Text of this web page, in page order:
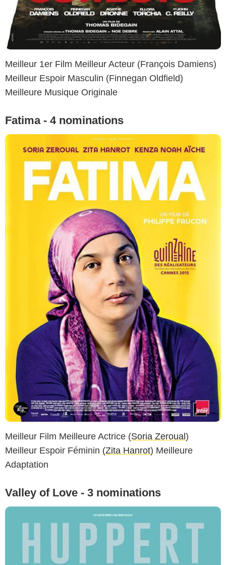
Meilleur 1er Film Meilleur Acteur (François Damiens)
Meilleur Espoir Masculin (Finnegan Oldfield)
Meilleure Musique Originale
Fatima - 4 nominations
Meilleur Film Meilleure Actrice (Soria Zeroual )
Meilleur Espoir Féminin (Zita Hanrot) Meilleure
Adaptation
Valley of Love - 3 nominations